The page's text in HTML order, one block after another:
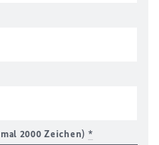
2000 Zeichen) *